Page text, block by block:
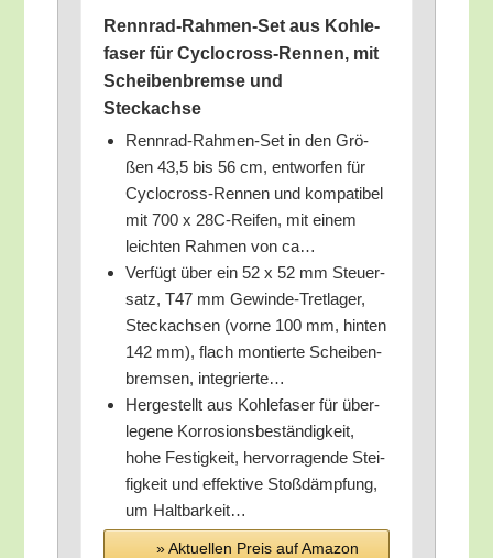
Renn­rad-Rah­men-Set aus Koh­le­
fa­ser für Cyclo­cross-Ren­nen, mit
Schei­ben­brem­se und
Steckachse
Renn­rad-Rah­men-Set in den Grö­
ßen 43,5 bis 56 cm, ent­wor­fen für
Cyclo­cross-Ren­nen und kom­pa­ti­bel
mit 700 x 28C-Rei­fen, mit einem
leich­ten Rah­men von ca…
Ver­fügt über ein 52 x 52 mm Steu­er­
satz, T47 mm Gewin­de-Tret­la­ger,
Steck­ach­sen (vor­ne 100 mm, hin­ten
142 mm), flach mon­tier­te Schei­ben­
brem­sen, integrierte…
Her­ge­stellt aus Koh­le­fa­ser für über­
le­ge­ne Kor­ro­si­ons­be­stän­dig­keit,
hohe Fes­tig­keit, her­vor­ra­gen­de Stei­
fig­keit und effek­ti­ve Stoß­dämp­fung,
um Haltbarkeit…
» Aktu­el­len Preis auf Ama­zon